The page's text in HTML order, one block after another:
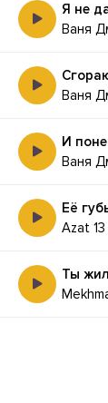
Я не
Ваня
Ваня
И
Ваня
Azat 13